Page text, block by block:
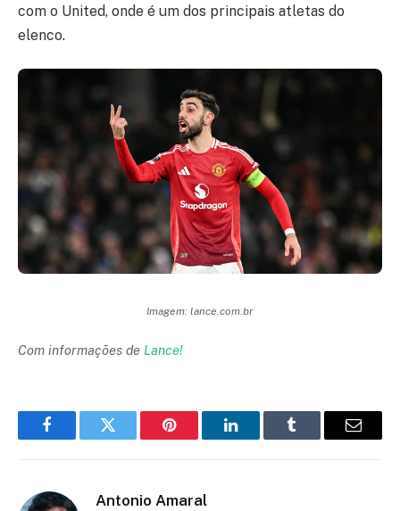
com o United, onde é um dos principais atletas do
elenco.
Imagem: lance.com.br
Com informações de Lance!
FacebookTwitter Pinterest LinkedInTumblr Email
Antonio Amaral